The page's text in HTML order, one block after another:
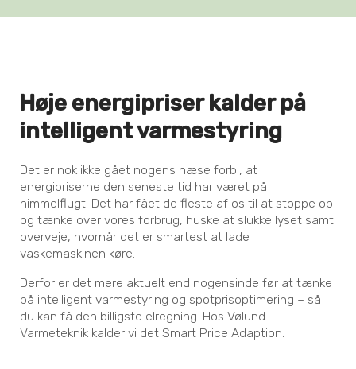
Høje energipriser kalder på
intelligent varmestyring
Det er nok ikke gået nogens næse forbi, at
energipriserne den seneste tid har været på
himmelflugt. Det har fået de fleste af os til at stoppe op
og tænke over vores forbrug, huske at slukke lyset samt
overveje, hvornår det er smartest at lade
vaskemaskinen køre.
Derfor er det mere aktuelt end nogensinde før at tænke
på intelligent varmestyring og spotprisoptimering – så
du kan få den billigste elregning. Hos Vølund
Varmeteknik kalder vi det Smart Price Adaption.